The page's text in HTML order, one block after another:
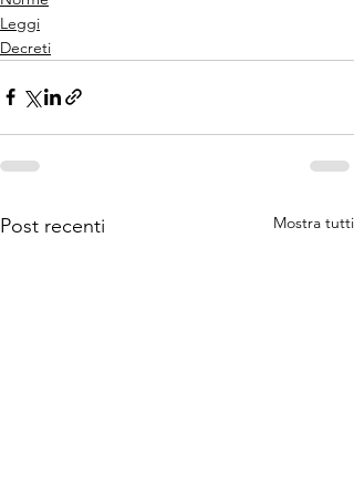
Leggi
Decreti
Post recenti Mostra tutti